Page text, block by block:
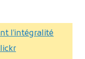
l’intégralité